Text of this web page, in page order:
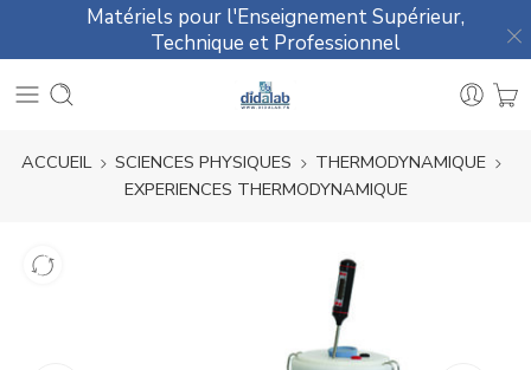
Matériels pour l'Enseignement Supérieur,
Technique et Professionnel
ACCUEIL SCIENCES PHYSIQUES
THERMODYNAMIQUE
EXPERIENCES THERMODYNAMIQUE